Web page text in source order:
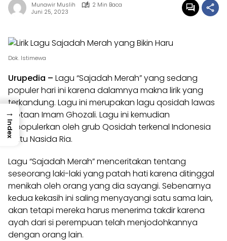
Munawir Muslih
2 Min Baca
Juni 25, 2023
Dok. Istimewa
Urupedia – Lagu “Sajadah Merah” yang sedang
populer hari ini karena dalamnya makna lirik yang
terkandung. Lagu ini merupakan lagu qosidah lawas
ciptaan Imam Ghozali. Lagu ini kemudian
dipopulerkan oleh grub Qosidah terkenal Indonesia
yaitu Nasida Ria.
Lagu “Sajadah Merah” menceritakan tentang
seseorang laki-laki yang patah hati karena ditinggal
menikah oleh orang yang dia sayangi. Sebenarnya
kedua kekasih ini saling menyayangi satu sama lain,
akan tetapi mereka harus menerima takdir karena
ayah dari si perempuan telah menjodohkannya
dengan orang lain.
→
Index